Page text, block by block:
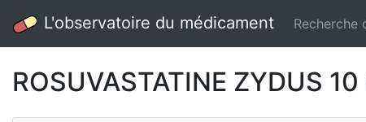
L'observatoire du médicament Recherche
ROSUVASTATINE ZYDUS